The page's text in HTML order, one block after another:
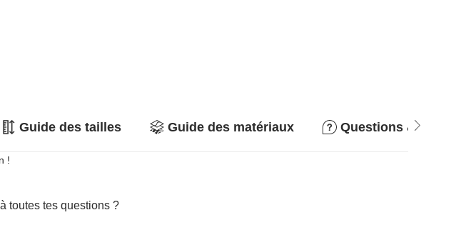
Guide des tailles Guide des matériaux Questions &
!
toutes tes questions ?